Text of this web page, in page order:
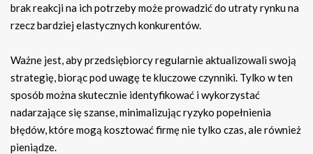
brak reakcji na ich potrzeby może prowadzić do utraty rynku na
rzecz bardziej elastycznych konkurentów.
Ważne jest, aby przedsiębiorcy regularnie aktualizowali swoją
strategię, biorąc pod uwagę te kluczowe czynniki. Tylko w ten
sposób można skutecznie identyfikować i wykorzystać
nadarzające się szanse, minimalizując ryzyko popełnienia
błędów, które mogą kosztować firmę nie tylko czas, ale również
pieniądze.